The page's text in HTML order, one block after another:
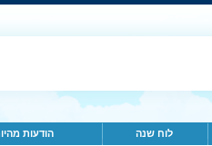
לוח שנה הודעות